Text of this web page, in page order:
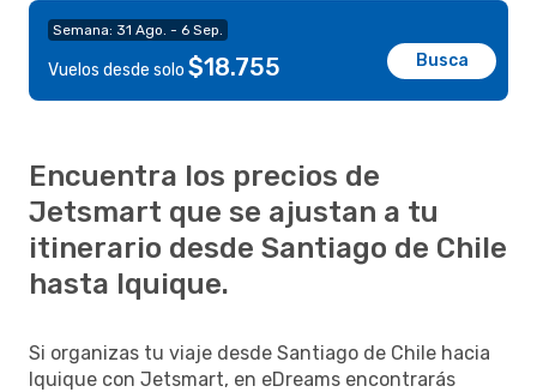
Semana: 31 Ago. - 6 Sep.
Vuelos desde solo $18.755 Busca
Encuentra los precios de
Jetsmart que se ajustan a tu
itinerario desde Santiago de Chile
hasta Iquique.
Si organizas tu viaje desde Santiago de Chile hacia
Iquique con Jetsmart, en eDreams encontrarás